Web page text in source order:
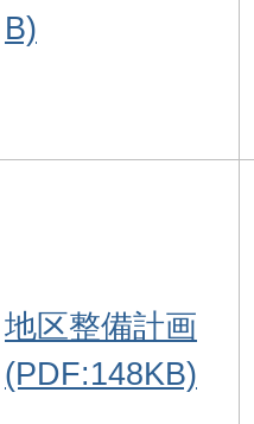
B)
地区整備計画
(PDF:148KB)